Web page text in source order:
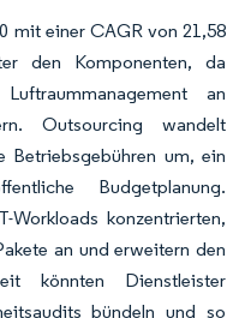
mit einer CAGR von 21,58
den Komponenten, da
an
Outsourcing wandelt
Betriebsgebühren um, ein
Budgetplanung.
konzentrierten,
an und erweitern den
könnten Dienstleister
bündeln und so